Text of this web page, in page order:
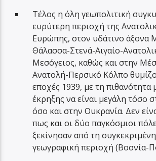
Τέλος η όλη γεωπολιτική
ευρύτερη περιοχή της
Ευρώπης, στον υδάτινο άξονα
Θάλασσα-Στενά-Αιγαίο-
Μεσόγειος, καθώς και στην
Ανατολή-Περσικό Κόλπο
εποχές 1939, με τη πιθανότητα
έκρηξης να είναι μεγάλη τόσο
όσο και στην Ουκρανία. Δεν
πως και οι δύο παγκόσμιοι
ξεκίνησαν από τη συγκεκριμένη
γεωγραφική περιοχή (Βοσνία-